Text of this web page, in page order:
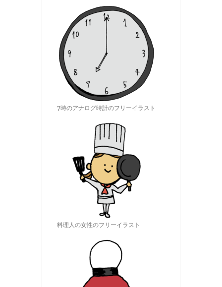
7時のアナログ時計のフリーイラスト
料理人の女性のフリーイラスト